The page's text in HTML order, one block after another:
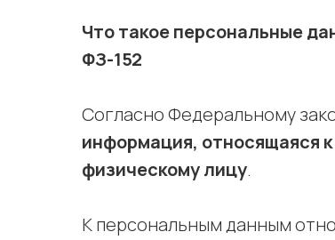
Что такое персональные
ФЗ-152
Согласно Федеральному
информация, относящаяся
физическому лицу.
К персональным данным